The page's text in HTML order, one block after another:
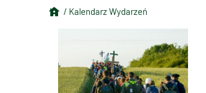
/ Kalendarz Wydarzeń